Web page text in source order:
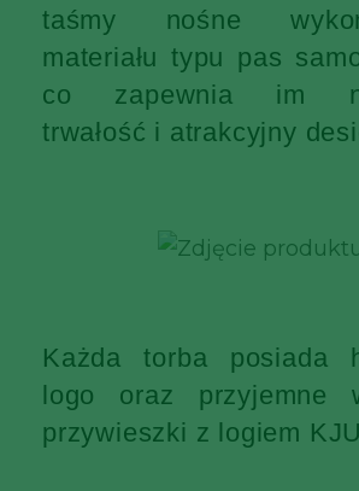
taśmy nośne
materiału typu pas
co zapewnia im
trwałość i atrakcyjny
Każda torba posiada
logo oraz przyjemne
przywieszki z logiem